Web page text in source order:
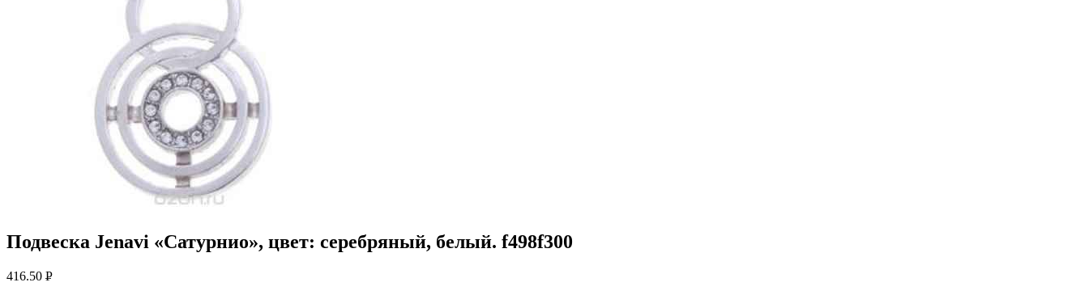
Подвеска Jenavi «Сатурнио», цвет: серебряный, белый. f498f300
416.50 Р